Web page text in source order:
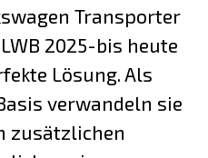
Transporter
LWB 2025-bis heute
Lösung. Als
verwandeln sie
zusätzlichen